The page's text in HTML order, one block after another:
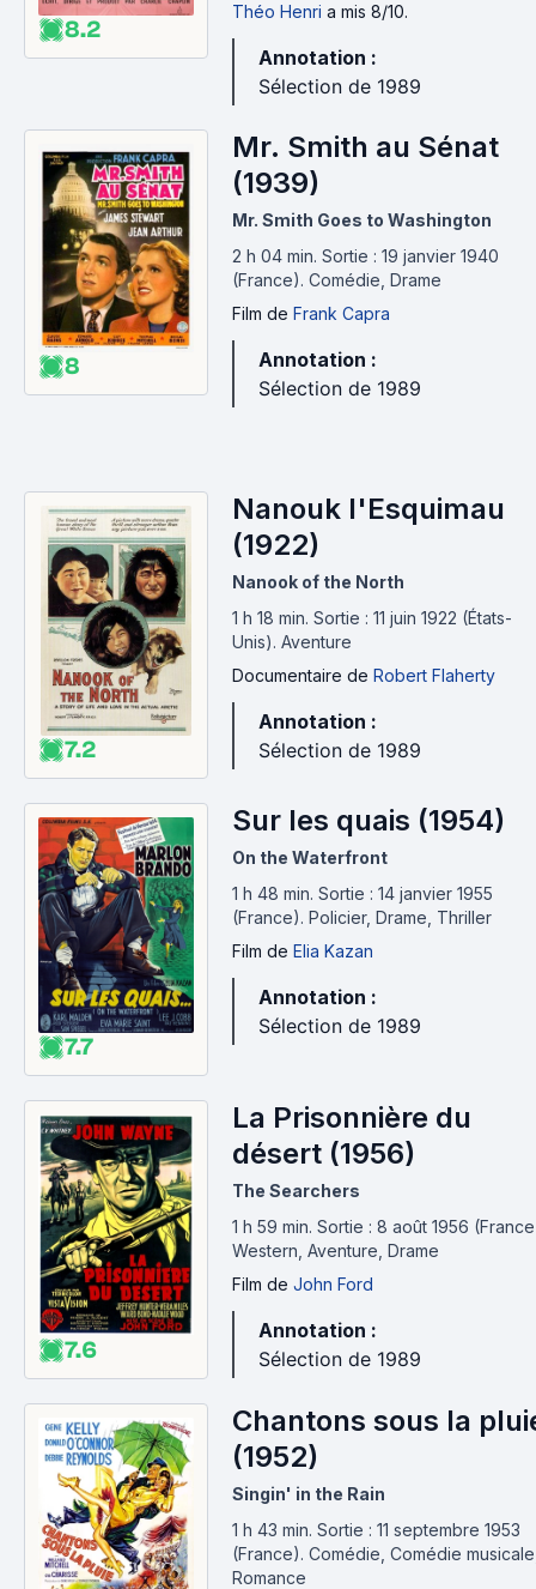
8.2
Théo Henri a mis 8/10.
Annotation :
Sélection de 1989
8
Mr. Smith au Sénat
(1939)
Mr. Smith Goes to Washington
2 h 04 min. Sortie : 19 janvier 1940
(France). Comédie, Drame
Film de Frank Capra
Annotation :
Sélection de 1989
7.2
Nanouk l'Esquimau
(1922)
Nanook of the North
1 h 18 min. Sortie : 11 juin 1922 (États-
Unis). Aventure
Documentaire de Robert Flaherty
Annotation :
Sélection de 1989
7.7
Sur les quais (1954)
On the Waterfront
1 h 48 min. Sortie : 14 janvier 1955
(France). Policier, Drame, Thriller
Film de Elia Kazan
Annotation :
Sélection de 1989
7.6
La Prisonnière du
désert (1956)
The Searchers
1 h 59 min. Sortie : 8 août 1956
Western, Aventure, Drame
Film de John Ford
Annotation :
Sélection de 1989
Chantons sous la
(1952)
Singin' in the Rain
1 h 43 min. Sortie : 11 septembre 1953
(France). Comédie, Comédie
Romance